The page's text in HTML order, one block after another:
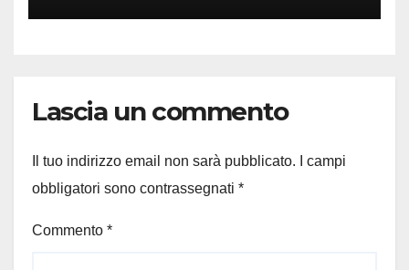
Lascia un commento
Il tuo indirizzo email non sarà pubblicato.
I campi
obbligatori sono contrassegnati *
Commento *